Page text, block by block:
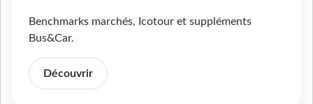
Benchmarks marchés, Icotour et suppléments
Bus&Car.
Découvrir